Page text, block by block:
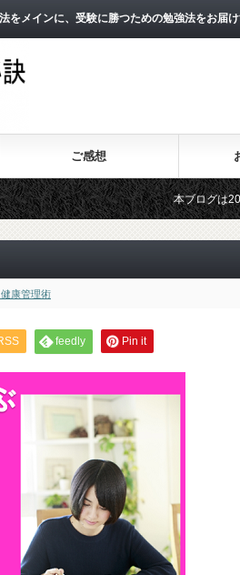
メインに、受験に勝つための勉強法をお届
ご感想
本ブログは2010年8月よ
2011年3月よりスタート
康管理術
feedly Pin it